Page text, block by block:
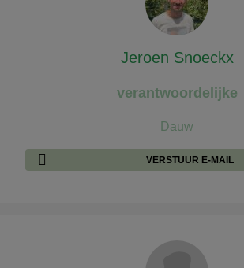
Jeroen Snoeckx
verantwoordelijke
Dauw
VERSTUUR E-MAIL